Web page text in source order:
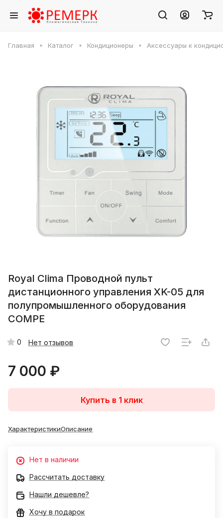
Главная Каталог Кондиционеры Аксессуары к
Royal Clima Проводной пульт
дистанционного управления XK-05 для
полупромышленного оборудования
COMPE
0 Нет отзывов
7 000 ₽
Купить в 1 клик
ХарактеристикиОписание
Нет в наличии
Рассчитать доставку
Нашли дешевле?
Хочу в подарок